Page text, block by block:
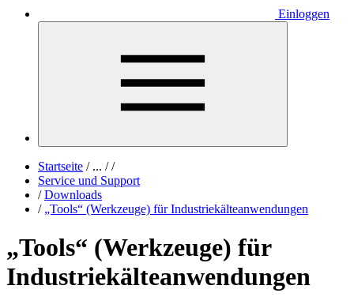
Einloggen
Startseite /... / /
Service und Support
/ Downloads
/ „Tools“ (Werkzeuge) für Industriekälteanwendungen
„Tools“ (Werkzeuge) für
Industriekälteanwendungen